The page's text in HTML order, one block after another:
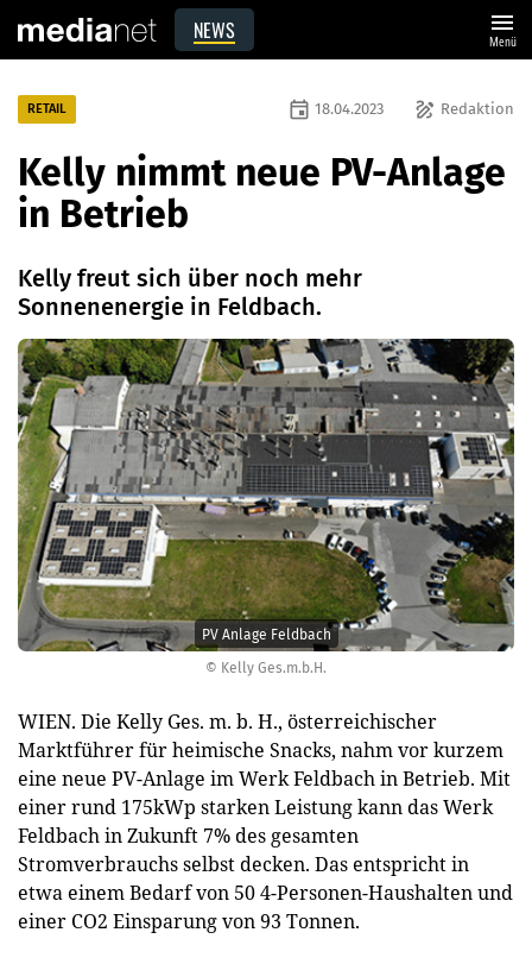
NEWS menu
Menü
© Kelly Ges.m.b.H.
PV Anlage Feldbach
RETAIL draw Redaktion
event 18.04.2023
Kelly nimmt neue PV-Anlage
in Betrieb
Kelly freut sich über noch mehr
Sonnenenergie in Feldbach.
WIEN. Die Kelly Ges. m. b. H., österreichischer
Marktführer für heimische Snacks, nahm vor kurzem
eine neue PV-Anlage im Werk Feldbach in Betrieb. Mit
einer rund 175kWp starken Leistung kann das Werk
Feldbach in Zukunft 7% des gesamten
Stromverbrauchs selbst decken. Das entspricht in
etwa einem Bedarf von 50 4-Personen-Haushalten und
einer CO2 Einsparung von 93 Tonnen.